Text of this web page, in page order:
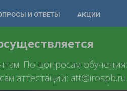
И ОТВЕТЫ АКЦИИ
По вопросам обучения:
аттестации: